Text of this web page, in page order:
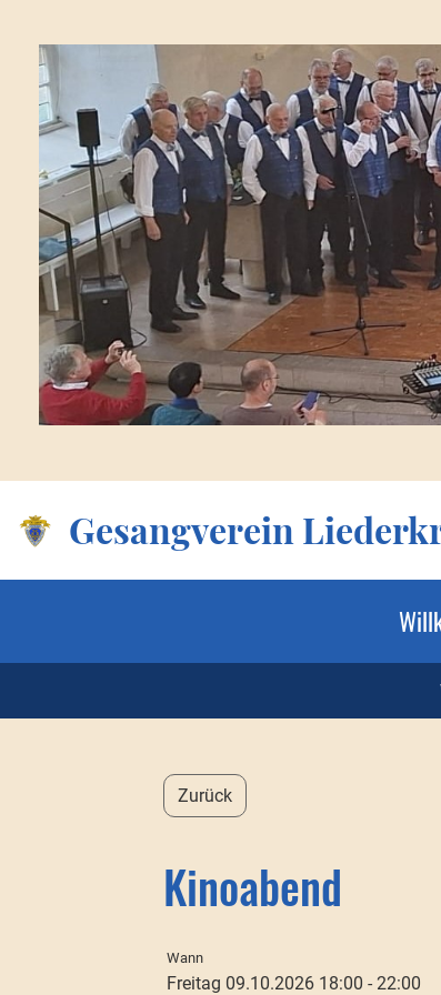
Gesangverein
Zurück
Kinoabend
Wann
Freitag 09.10.2026 18:00 - 22:00